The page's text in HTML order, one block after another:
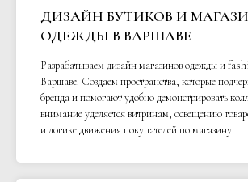
ДИЗАЙН БУТИКОВ И
ОДЕЖДЫ В ВАРШАВЕ
Разрабатываем дизайн магазинов одежды и
Варшаве. Создаем пространства, которые
бренда и помогают удобно демонстрировать
внимание уделяется витринам, освещению
и логике движения покупателей по магазину.